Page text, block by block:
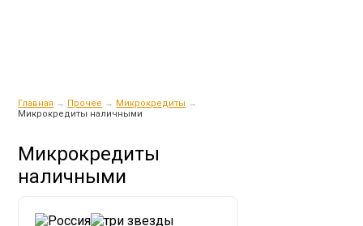
Главная → Прочее → Микрокредиты →
Микрокредиты наличными
Микрокредиты
наличными